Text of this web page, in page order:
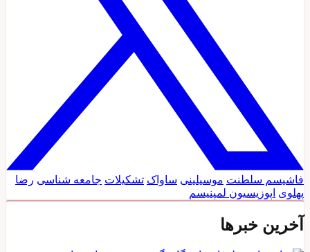
فاشیسم سلطنت موسیلینی ساواک تشکیلات جامعه شناسی رضا
پهلوی اپوزیسیون لمپنیسم
آخرین خبرها